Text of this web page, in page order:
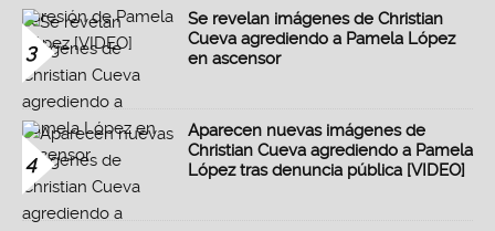
3
Se revelan imágenes de Christian
Cueva agrediendo a Pamela López
en ascensor
4
Aparecen nuevas imágenes de
Christian Cueva agrediendo a Pamela
López tras denuncia pública [VIDEO]